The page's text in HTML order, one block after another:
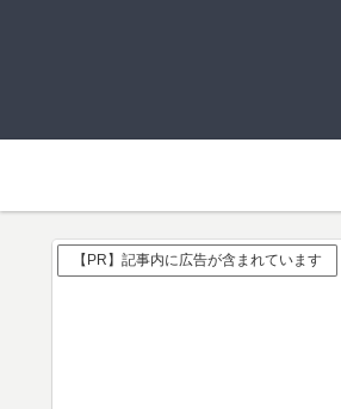
【PR】記事内に広告が含まれています